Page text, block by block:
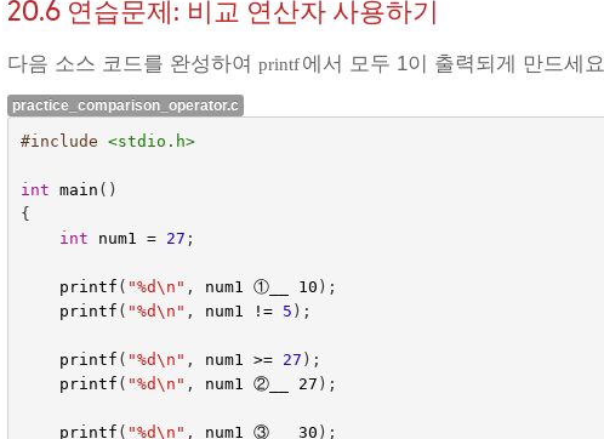
20.6 연습문제: 비교 연산자 사용하기
다음 소스 코드를 완성하여printf에서 모두 1이 출력되게 만드세
practice_comparison_operator.c
#include <stdio.h>
int main ()
{
int
num1 = 27 ;
printf ( "%d\n " , num1 ①__ 10 );
printf ( "%d\n " , num1 != 5 );
printf ( "%d\n " , num1 >= 27 );
printf ( "%d\n " , num1 ②__ 27 );
printf ( "%d\n " , num1 ③__ 30 );